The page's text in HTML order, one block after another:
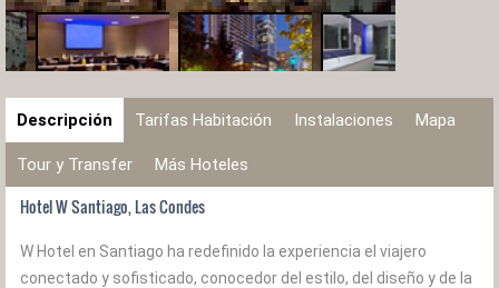
Descripción Tarifas Habitación Instalaciones Mapa
Tour y Transfer Más Hoteles
Hotel W Santiago, Las Condes
W Hotel en Santiago ha redefinido la experiencia el viajero
conectado y sofisticado, conocedor del estilo, del diseño y de la